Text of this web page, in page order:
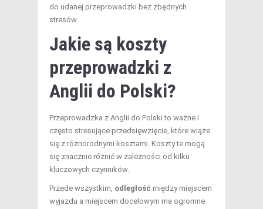
do udanej przeprowadzki bez zbędnych
stresów.
Jakie są koszty
przeprowadzki z
Anglii do Polski?
Przeprowadzka z Anglii do Polski to ważne i
często stresujące przedsięwzięcie, które wiąże
się z różnorodnymi kosztami. Koszty te mogą
się znacznie różnić w zależności od kilku
kluczowych czynników.
Przede wszystkim, odległość między miejscem
wyjazdu a miejscem docelowym ma ogromne